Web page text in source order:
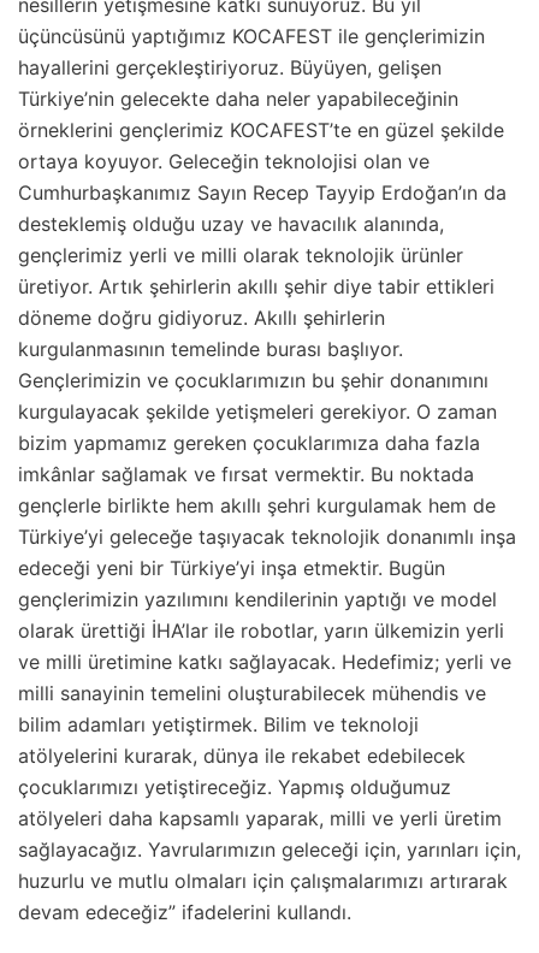
üçüncüsünü yaptığımız KOCAFEST ile gençlerimizin
hayallerini gerçekleştiriyoruz. Büyüyen, gelişen
Türkiye’nin gelecekte daha neler yapabileceğinin
örneklerini gençlerimiz KOCAFEST’te en güzel şekilde
ortaya koyuyor. Geleceğin teknolojisi olan ve
Cumhurbaşkanımız Sayın Recep Tayyip Erdoğan’ın da
desteklemiş olduğu uzay ve havacılık alanında,
gençlerimiz yerli ve milli olarak teknolojik ürünler
üretiyor. Artık şehirlerin akıllı şehir diye tabir ettikleri
döneme doğru gidiyoruz. Akıllı şehirlerin
kurgulanmasının temelinde burası başlıyor.
Gençlerimizin ve çocuklarımızın bu şehir donanımını
kurgulayacak şekilde yetişmeleri gerekiyor. O zaman
bizim yapmamız gereken çocuklarımıza daha fazla
imkânlar sağlamak ve fırsat vermektir. Bu noktada
gençlerle birlikte hem akıllı şehri kurgulamak hem de
Türkiye’yi geleceğe taşıyacak teknolojik donanımlı inşa
edeceği yeni bir Türkiye’yi inşa etmektir. Bugün
gençlerimizin yazılımını kendilerinin yaptığı ve model
olarak ürettiği İHA’lar ile robotlar, yarın ülkemizin yerli
ve milli üretimine katkı sağlayacak. Hedefimiz; yerli ve
milli sanayinin temelini oluşturabilecek mühendis ve
bilim adamları yetiştirmek. Bilim ve teknoloji
atölyelerini kurarak, dünya ile rekabet edebilecek
çocuklarımızı yetiştireceğiz. Yapmış olduğumuz
atölyeleri daha kapsamlı yaparak, milli ve yerli üretim
sağlayacağız. Yavrularımızın geleceği için, yarınları için,
huzurlu ve mutlu olmaları için çalışmalarımızı artırarak
devam edeceğiz” ifadelerini kullandı.